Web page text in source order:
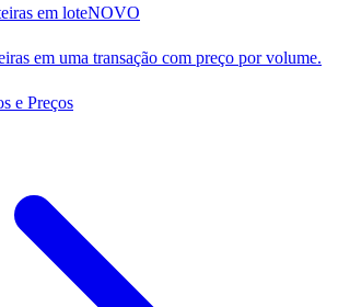
em loteNOVO
em uma transação com preço por volume.
e Preços